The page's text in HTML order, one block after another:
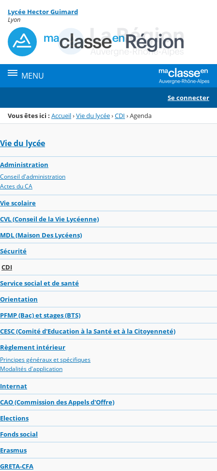
Menu de la rubrique
Contenu
Lycée Hector Guimard
Lyon
MENU
Se connecter
Vous êtes ici : Accueil›Vie du lycée›CDI ›Agenda
Vie du lycée
Administration
Conseil d'administration
Actes du CA
Vie scolaire
CVL (Conseil de la Vie Lycéenne)
MDL (Maison Des Lycéens)
Sécurité
CDI
Service social et de santé
Orientation
PFMP (Bac) et stages (BTS)
CESC (Comité d'Education à la Santé et à la Citoyenneté)
Règlement intérieur
Principes généraux et spécifiques
Modalités d'application
Internat
CAO (Commission des Appels d'Offre)
Elections
Fonds social
Erasmus
GRETA-CFA